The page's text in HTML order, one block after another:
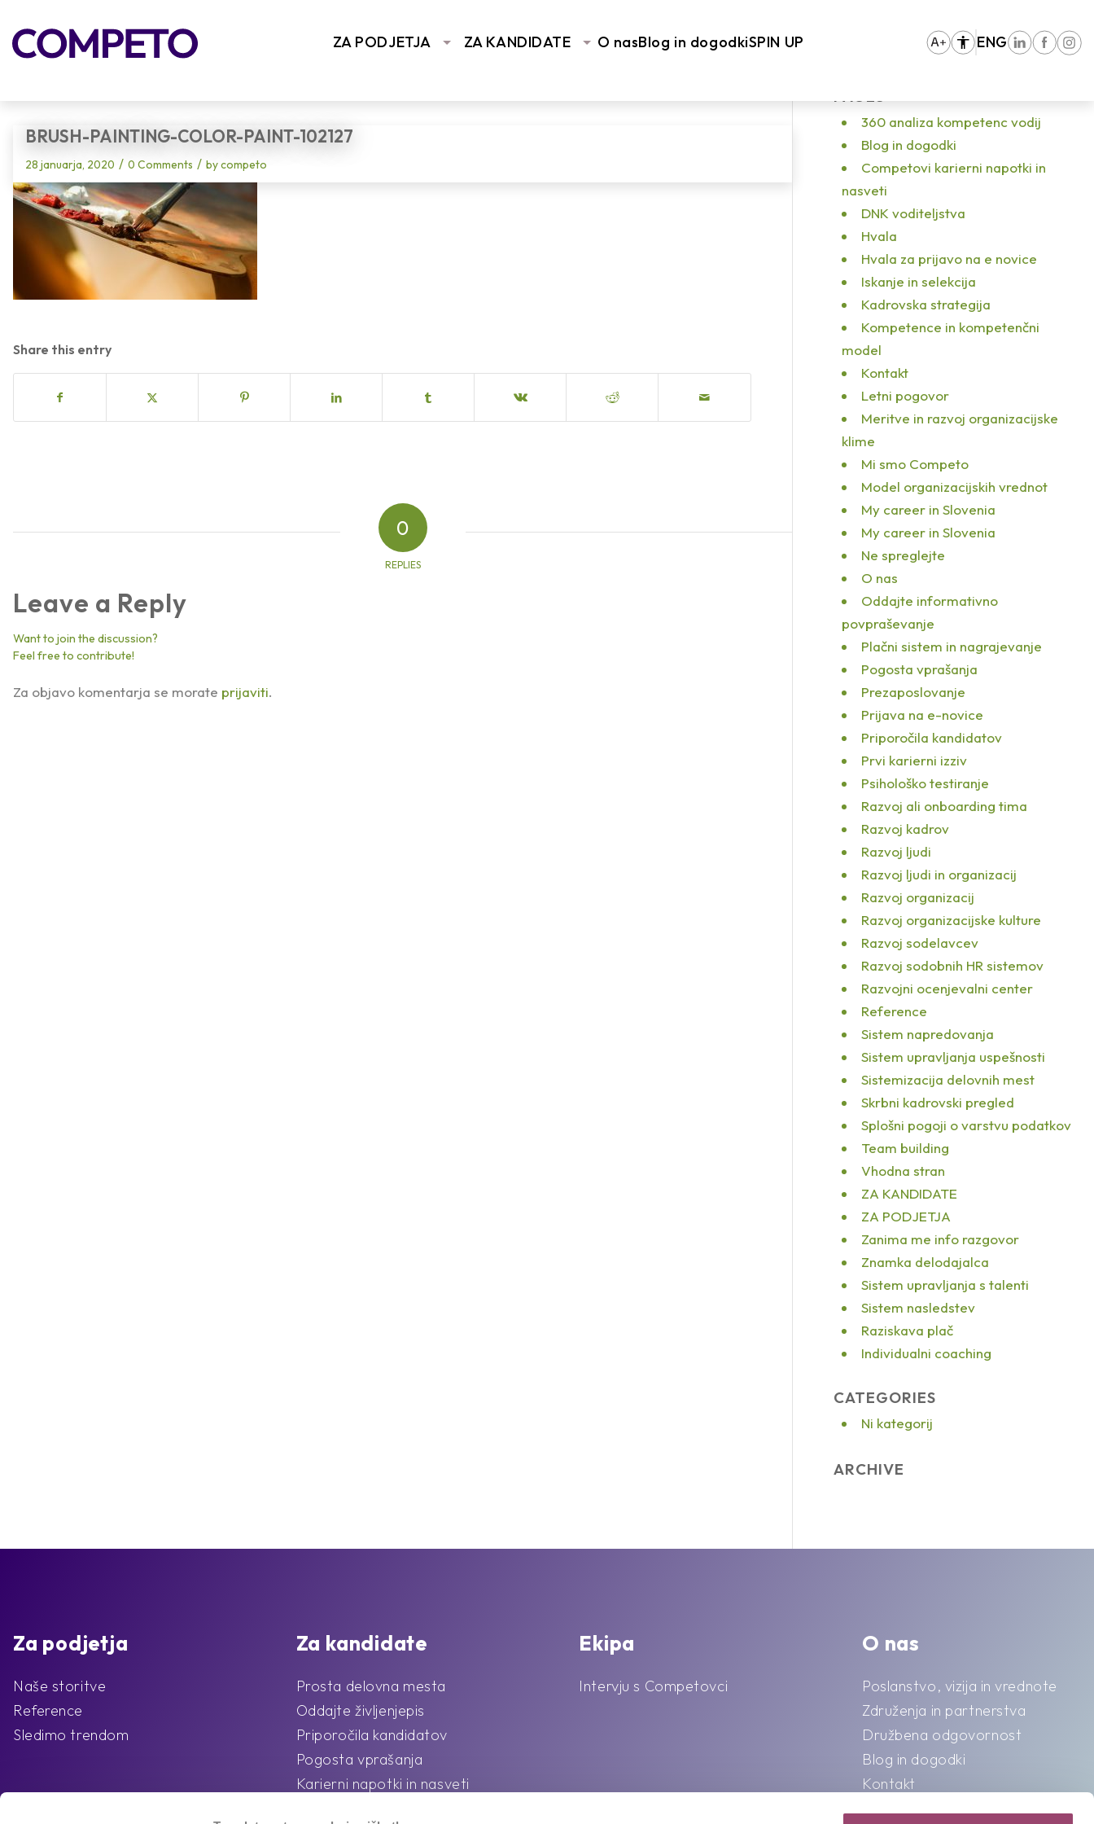
ZA PODJETJA ZA KANDIDATE O nasBlog in dogodkiSPIN UP ENG
BRUSH-PAINTING-COLOR-PAINT-102127
28 januarja, 2020 / 0 Comments / bycompeto
Share this entry
0
REPLIES
Leave a Reply
Want to join the discussion?
Feel free to contribute!
Za objavo komentarja se morate prijaviti.
PAGES
360 analiza kompetenc vodij
Blog in dogodki
Competovi karierni napotki in
nasveti
DNK voditeljstva
Hvala
Hvala za prijavo na e novice
Iskanje in selekcija
Kadrovska strategija
Kompetence in kompetenčni
model
Kontakt
Letni pogovor
Meritve in razvoj organizacijske
klime
Mi smo Competo
Model organizacijskih vrednot
My career in Slovenia
My career in Slovenia
Ne spreglejte
O nas
Oddajte informativno
povpraševanje
Plačni sistem in nagrajevanje
Pogosta vprašanja
Prezaposlovanje
Prijava na e-novice
Priporočila kandidatov
Prvi karierni izziv
Psihološko testiranje
Razvoj ali onboarding tima
Razvoj kadrov
Razvoj ljudi
Razvoj ljudi in organizacij
Razvoj organizacij
Razvoj organizacijske kulture
Razvoj sodelavcev
Razvoj sodobnih HR sistemov
Razvojni ocenjevalni center
Reference
Sistem napredovanja
Sistem upravljanja uspešnosti
Sistemizacija delovnih mest
Skrbni kadrovski pregled
Splošni pogoji o varstvu podatkov
Team building
Vhodna stran
ZA KANDIDATE
ZA PODJETJA
Zanima me info razgovor
Znamka delodajalca
Sistem upravljanja s talenti
Sistem nasledstev
Raziskava plač
Individualni coaching
CATEGORIES
Ni kategorij
ARCHIVE
Za podjetja
Naše storitve
Reference
Sledimo trendom
Za kandidate
Prosta delovna mesta
Oddajte življenjepis
Priporočila kandidatov
Pogosta vprašanja
Karierni napotki in nasveti
Ekipa
Intervju s Competovci
O nas
Poslanstvo, vizija in vrednote
Združenja in partnerstva
Družbena odgovornost
Blog in dogodki
Kontakt